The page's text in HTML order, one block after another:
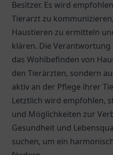
Besitzer. Es wird
Tierarzt zu
Haustieren zu ermitteln
klären. Die
das Wohlbefinden von
den Tierärzten, sondern
aktiv an der Pflege ihrer
Letztlich wird empfohlen,
und Möglichkeiten zur
Gesundheit und
suchen, um ein